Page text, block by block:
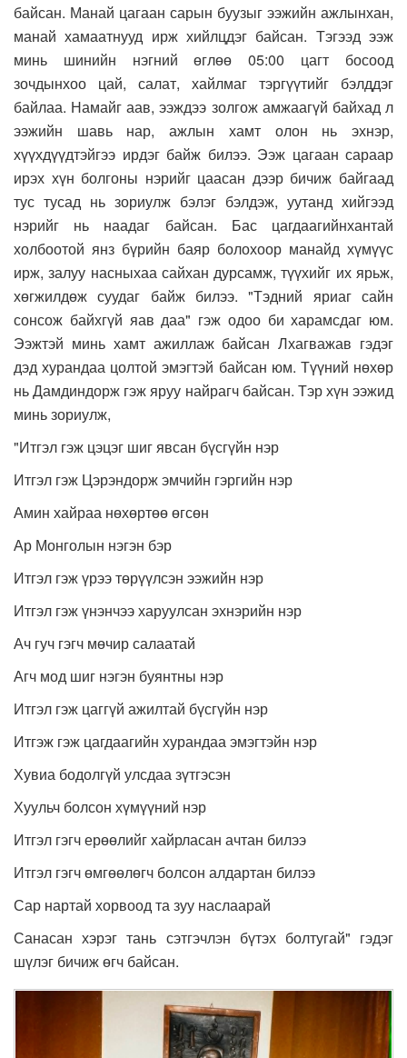
байсан. Манай цагаан сарын буузыг ээжийн ажлынхан,
манай хамаатнууд ирж хийлцдэг байсан. Тэгээд ээж
минь шинийн нэгний өглөө 05:00 цагт босоод
зочдынхоо цай, салат, хайлмаг тэргүүтийг бэлддэг
байлаа. Намайг аав, ээждээ золгож амжаагүй байхад л
ээжийн шавь нар, ажлын хамт олон нь эхнэр,
хүүхдүүдтэйгээ ирдэг байж билээ. Ээж цагаан сараар
ирэх хүн болгоны нэрийг цаасан дээр бичиж байгаад
тус тусад нь зориулж бэлэг бэлдэж, уутанд хийгээд
нэрийг нь наадаг байсан. Бас цагдаагийнхантай
холбоотой янз бүрийн баяр болохоор манайд хүмүүс
ирж, залуу насныхаа сайхан дурсамж, түүхийг их ярьж,
хөгжилдөж суудаг байж билээ. "Тэдний яриаг сайн
сонсож байхгүй яав даа" гэж одоо би харамсдаг юм.
Ээжтэй минь хамт ажиллаж байсан Лхагважав гэдэг
дэд хурандаа цолтой эмэгтэй байсан юм. Түүний нөхөр
нь Дамдиндорж гэж яруу найрагч байсан. Тэр хүн ээжид
минь зориулж,
"Итгэл гэж цэцэг шиг явсан бүсгүйн нэр
Итгэл гэж Цэрэндорж эмчийн гэргийн нэр
Амин хайраа нөхөртөө өгсөн
Ар Монголын нэгэн бэр
Итгэл гэж үрээ төрүүлсэн ээжийн нэр
Итгэл гэж үнэнчээ харуулсан эхнэрийн нэр
Ач гуч гэгч мөчир салаатай
Агч мод шиг нэгэн буянтны нэр
Итгэл гэж цаггүй ажилтай бүсгүйн нэр
Итгэж гэж цагдаагийн хурандаа эмэгтэйн нэр
Хувиа бодолгүй улсдаа зүтгэсэн
Хуульч болсон хүмүүний нэр
Итгэл гэгч ерөөлийг хайрласан ачтан билээ
Итгэл гэгч өмгөөлөгч болсон алдартан билээ
Сар нартай хорвоод та зуу наслаарай
Санасан хэрэг тань сэтгэчлэн бүтэх болтугай" гэдэг
шүлэг бичиж өгч байсан.